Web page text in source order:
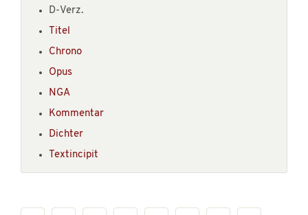
D-Verz.
Titel
Chrono
Opus
NGA
Kommentar
Dichter
Textincipit